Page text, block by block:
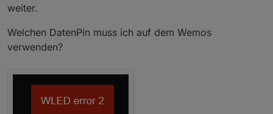
weiter.
Welchen DatenPin muss ich auf dem Wemos
verwenden?